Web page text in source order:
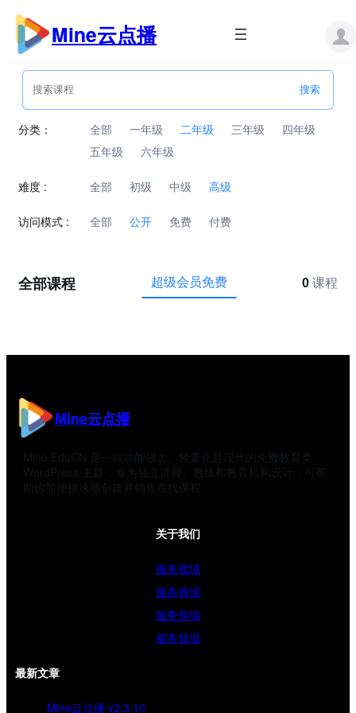
跳
内
Mine云点播
分类： 全部 一年级 二年级 三年级
四年级
五年级
六年级
难度 : 全部 初级 中级 高级
访问模式 : 全部 公开 免费 付费
全部课程 超级会员免费 0 课程
Mine云点播
Mine EduCN 是一款功能强大、轻量化且现代的免费教育类
WordPress 主题，专为独立讲师、教练和教育机构设计，可帮
助你简便快速地创建并销售在线课程
关于我们
服务领域
服务领域
服务领域
服务领域
最新文章
Mine云点播 v2.3.10